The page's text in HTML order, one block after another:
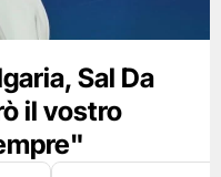
Sal Da
il vostro